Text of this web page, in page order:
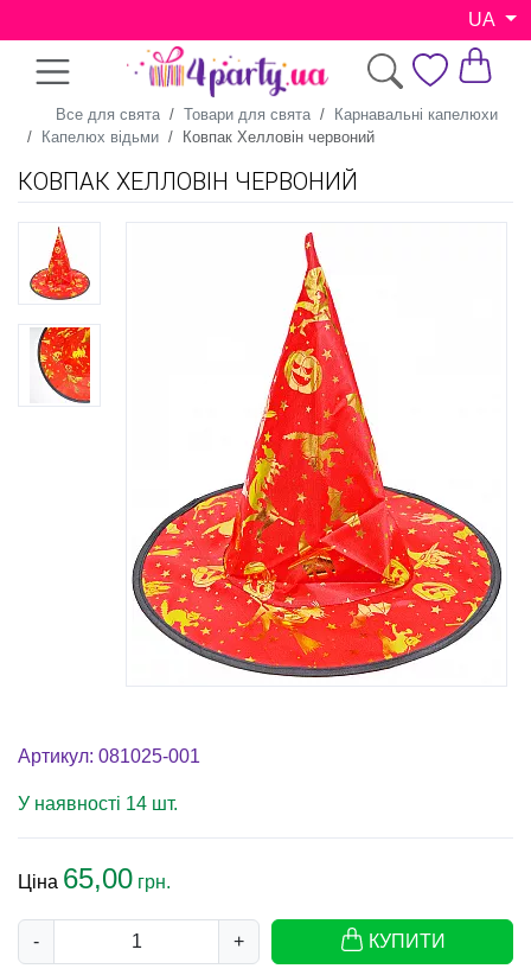
UA
Все для свята Товари для свята
Карнавальні капелюхи
Капелюх відьми
Ковпак Хелловін червоний
КОВПАК ХЕЛЛОВІН ЧЕРВОНИЙ
Артикул: 081025-001
У наявності 14 шт.
Ціна 65,00 грн.
- + КУПИТИ